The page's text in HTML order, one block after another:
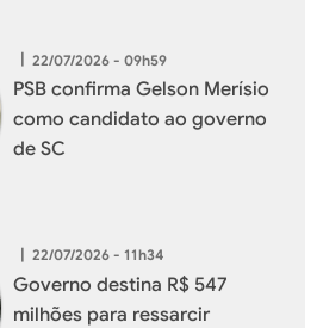
| 22/07/2026 - 09h59
PSB confirma Gelson Merísio
como candidato ao governo
de SC
| 22/07/2026 - 11h34
Governo destina R$ 547
milhões para ressarcir